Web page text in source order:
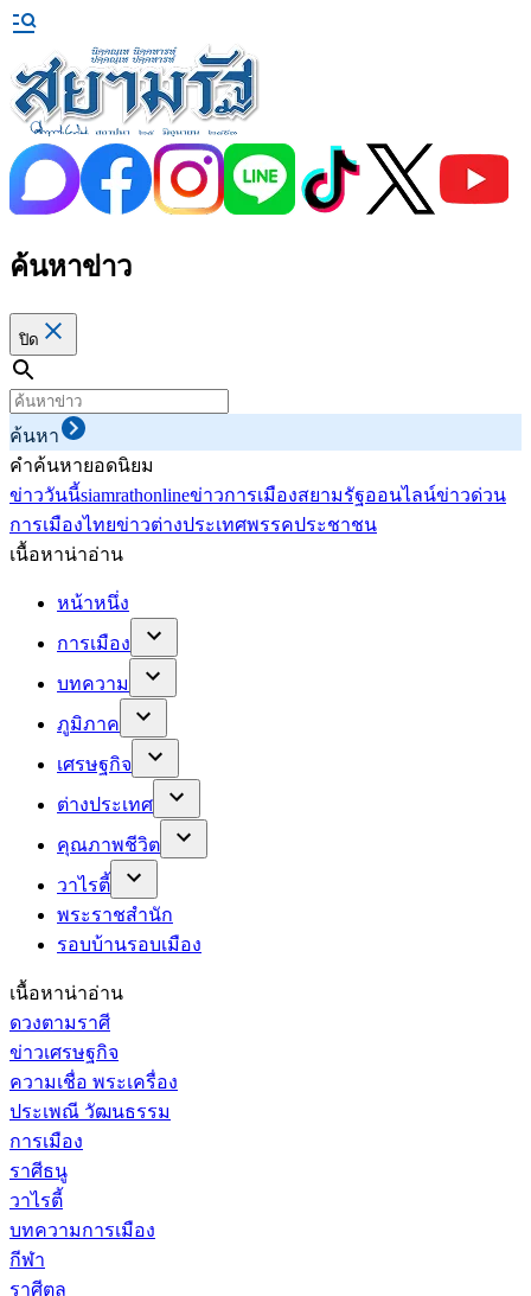
ค้นหาข่าว
ปิด
ค้นหา
คำค้นหายอดนิยม
ข่าววันนี้siamrathonlineข่าวการเมืองสยามรัฐออนไลน์ข่าวด่วน
การเมืองไทยข่าวต่างประเทศพรรคประชาชน
เนื้อหาน่าอ่าน
หน้าหนึ่ง
การเมือง
บทความ
ภูมิภาค
เศรษฐกิจ
ต่างประเทศ
คุณภาพชีวิต
วาไรตี้
พระราชสำนัก
รอบบ้านรอบเมือง
เนื้อหาน่าอ่าน
ดวงตามราศี
ข่าวเศรษฐกิจ
ความเชื่อ พระเครื่อง
ประเพณี วัฒนธรรม
การเมือง
ราศีธนู
วาไรตี้
บทความการเมือง
กีฬา
ราศีตุล